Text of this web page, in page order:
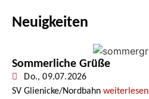
Neuigkeiten
Sommerliche Grüße
Do., 09.07.2026
SV Glienicke/Nordbahn weiterlesen